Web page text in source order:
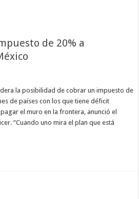
de 20% a
la posibilidad de cobrar un impuesto de
de países con los que tiene déficit
el muro en la frontera, anunció el
“Cuando uno mira el plan que está